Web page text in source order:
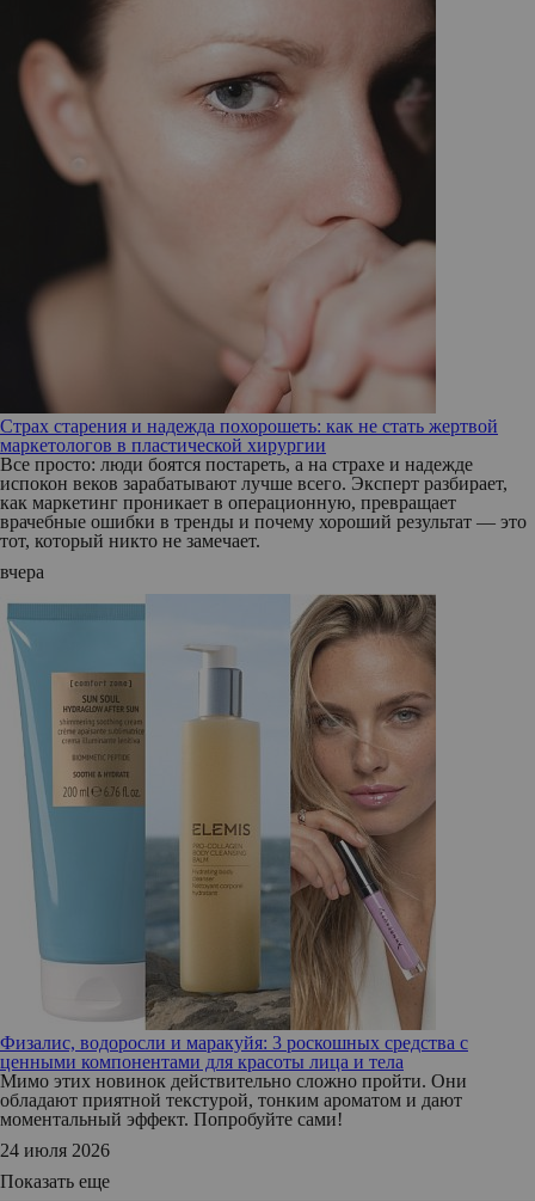
Страх старения и надежда похорошеть: как не стать жертвой
маркетологов в пластической хирургии
Все просто: люди боятся постареть, а на страхе и надежде
испокон веков зарабатывают лучше всего. Эксперт разбирает,
как маркетинг проникает в операционную, превращает
врачебные ошибки в тренды и почему хороший результат — это
тот, который никто не замечает.
вчера
Физалис, водоросли и маракуйя: 3 роскошных средства с
ценными компонентами для красоты лица и тела
Мимо этих новинок действительно сложно пройти. Они
обладают приятной текстурой, тонким ароматом и дают
моментальный эффект. Попробуйте сами!
24 июля 2026
Показать еще